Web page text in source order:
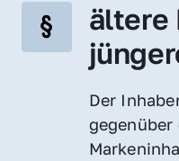
ältere
Der